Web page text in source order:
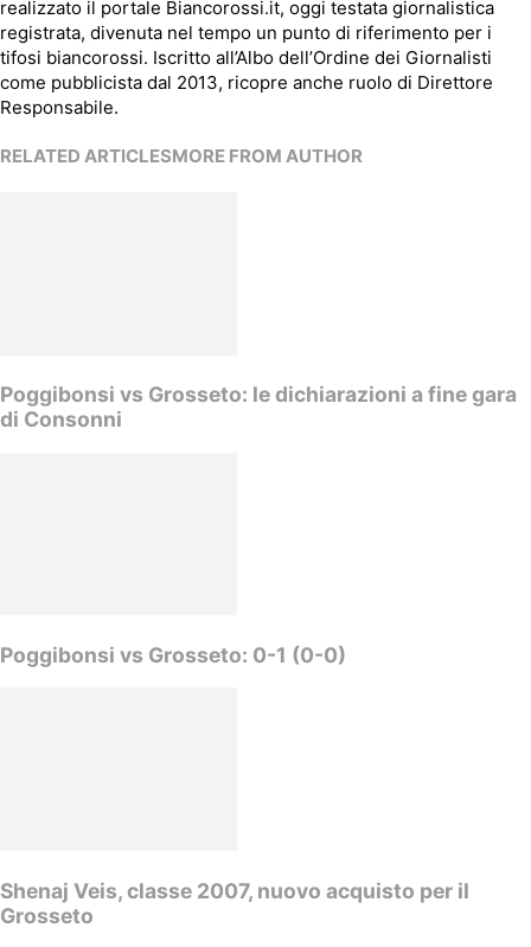
realizzato il portale Biancorossi.it, oggi testata giornalistica
registrata, divenuta nel tempo un punto di riferimento per i
tifosi biancorossi. Iscritto all’Albo dell’Ordine dei Giornalisti
come pubblicista dal 2013, ricopre anche ruolo di Direttore
Responsabile.
RELATED ARTICLESMORE FROM AUTHOR
Poggibonsi vs Grosseto: le dichiarazioni a fine gara
di Consonni
Poggibonsi vs Grosseto: 0-1 (0-0)
Shenaj Veis, classe 2007, nuovo acquisto per il
Grosseto